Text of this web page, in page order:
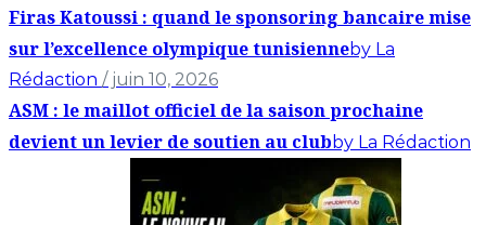
Firas Katoussi : quand le sponsoring bancaire mise
sur l’excellence olympique tunisienneby La
Rédaction / juin 10, 2026
ASM : le maillot officiel de la saison prochaine
devient un levier de soutien au club by La Rédaction